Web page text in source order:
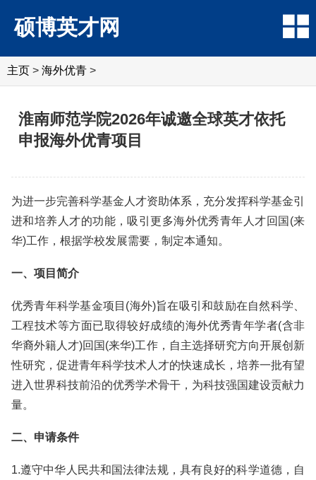
硕博英才网
主页 > 海外优青 >
淮南师范学院2026年诚邀全球英才依托
申报海外优青项目
为进一步完善科学基金人才资助体系，充分发挥科学基金引
进和培养人才的功能，吸引更多海外优秀青年人才回国(来
华)工作，根据学校发展需要，制定本通知。
一、项目简介
优秀青年科学基金项目(海外)旨在吸引和鼓励在自然科学、
工程技术等方面已取得较好成绩的海外优秀青年学者(含非
华裔外籍人才)回国(来华)工作，自主选择研究方向开展创新
性研究，促进青年科学技术人才的快速成长，培养一批有望
进入世界科技前沿的优秀学术骨干，为科技强国建设贡献力
量。
二、申请条件
1.遵守中华人民共和国法律法规，具有良好的科学道德，自